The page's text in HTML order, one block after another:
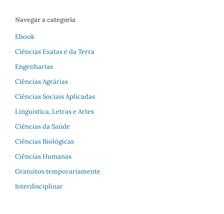
Navegar a categoria
Ebook
Ciências Exatas e da Terra
Engenharias
Ciências Agrárias
Ciências Sociais Aplicadas
Linguística, Letras e Artes
Ciências da Saúde
Ciências Biológicas
Ciências Humanas
Gratuitos temporariamente
Interdisciplinar